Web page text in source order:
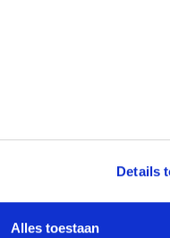
Details
Alles toestaan